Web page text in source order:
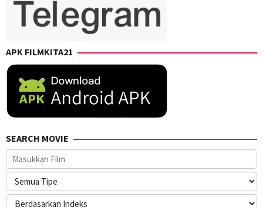
APK FILMKITA21
SEARCH MOVIE